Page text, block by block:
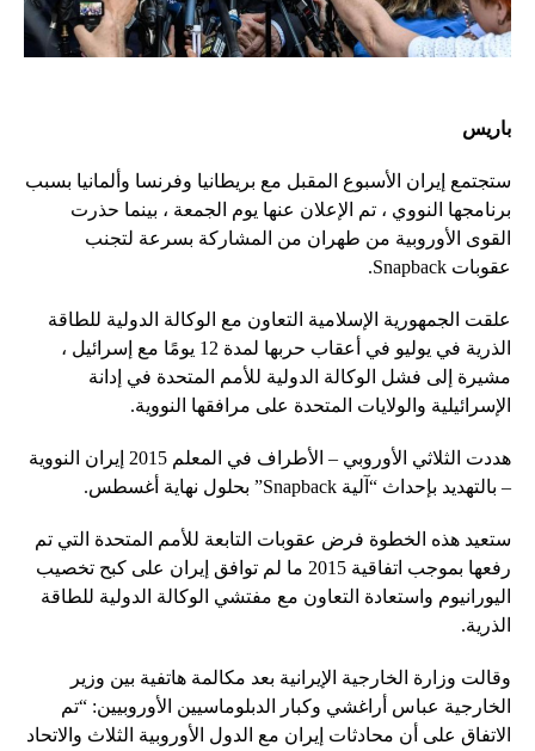
باريس
ستجتمع إيران الأسبوع المقبل مع بريطانيا وفرنسا وألمانيا بسبب
برنامجها النووي ، تم الإعلان عنها يوم الجمعة ، بينما حذرت
القوى الأوروبية من طهران من المشاركة بسرعة لتجنب
عقوبات Snapback.
علقت الجمهورية الإسلامية التعاون مع الوكالة الدولية للطاقة
الذرية في يوليو في أعقاب حربها لمدة 12 يومًا مع إسرائيل ،
مشيرة إلى فشل الوكالة الدولية للأمم المتحدة في إدانة
الإسرائيلية والولايات المتحدة على مرافقها النووية.
هددت الثلاثي الأوروبي – الأطراف في المعلم 2015 إيران النووية
– بالتهديد بإحداث “آلية Snapback” بحلول نهاية أغسطس.
ستعيد هذه الخطوة فرض عقوبات التابعة للأمم المتحدة التي تم
رفعها بموجب اتفاقية 2015 ما لم توافق إيران على كبح تخصيب
اليورانيوم واستعادة التعاون مع مفتشي الوكالة الدولية للطاقة
الذرية.
وقالت وزارة الخارجية الإيرانية بعد مكالمة هاتفية بين وزير
الخارجية عباس أراغشي وكبار الدبلوماسيين الأوروبيين: “تم
الاتفاق على أن محادثات إيران مع الدول الأوروبية الثلاث والاتحاد